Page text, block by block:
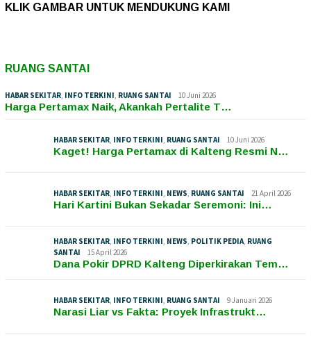
KLIK GAMBAR UNTUK MENDUKUNG KAMI
RUANG SANTAI
HABAR SEKITAR, INFO TERKINI, RUANG SANTAI 10 Juni 2026
Harga Pertamax Naik, Akankah Pertalite T…
HABAR SEKITAR, INFO TERKINI, RUANG SANTAI 10 Juni 2026
Kaget! Harga Pertamax di Kalteng Resmi N…
HABAR SEKITAR, INFO TERKINI, NEWS, RUANG SANTAI 21 April 2026
Hari Kartini Bukan Sekadar Seremoni: Ini…
HABAR SEKITAR, INFO TERKINI, NEWS, POLITIK PEDIA, RUANG
SANTAI
15 April 2026
Dana Pokir DPRD Kalteng Diperkirakan Tem…
HABAR SEKITAR, INFO TERKINI, RUANG SANTAI 9 Januari 2026
Narasi Liar vs Fakta: Proyek Infrastrukt…